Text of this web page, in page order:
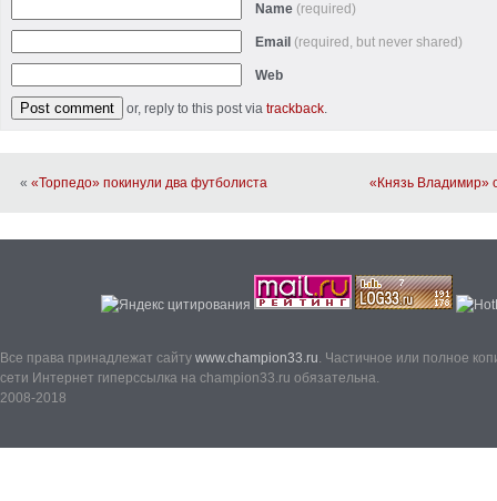
Name (required)
Email (required, but never shared)
Web
or, reply to this post via trackback.
« «Торпедо» покинули два футболиста «Князь Владимир»
Все права принадлежат сайту www.champion33.ru. Частичное или полное
сети Интернет гиперссылка на champion33.ru обязательна.
2008-2018